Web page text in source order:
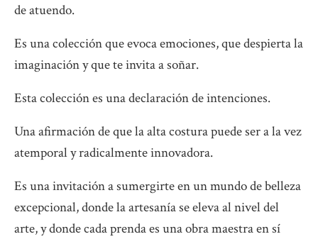
de atuendo.
Es una colección que evoca emociones, que despierta la
imaginación y que te invita a soñar.
Esta colección es una declaración de intenciones.
Una afirmación de que la alta costura puede ser a la vez
atemporal y radicalmente innovadora.
Es una invitación a sumergirte en un mundo de belleza
excepcional, donde la artesanía se eleva al nivel del
arte, y donde cada prenda es una obra maestra en sí